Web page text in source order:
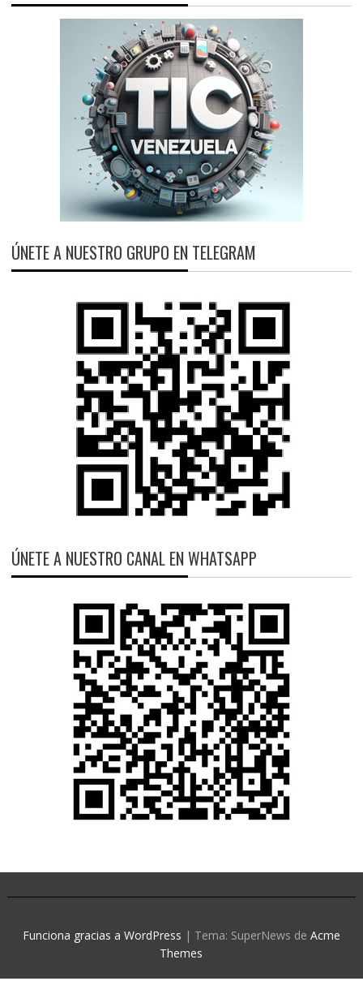
ÚNETE A NUESTRO GRUPO EN TELEGRAM
ÚNETE A NUESTRO CANAL EN WHATSAPP
Funciona gracias a WordPress | Tema: SuperNews de Acme
Themes